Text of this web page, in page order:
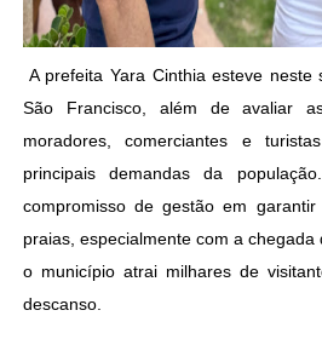
A prefeita Yara Cinthia esteve
São Francisco, além de avaliar
moradores, comerciantes e
principais demandas da
compromisso de gestão em
praias, especialmente com a
o município atrai milhares de
descanso.